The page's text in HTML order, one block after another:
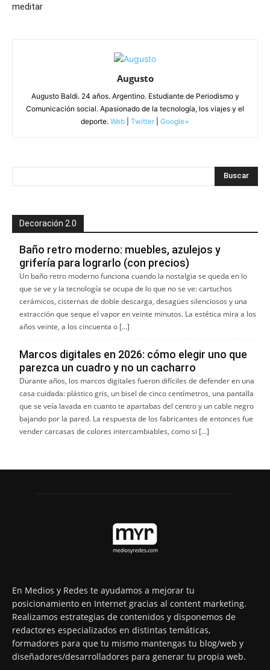
meditar
Augusto
Augusto Baldi. 24 años. Argentino. Estudiante de Periodismo y
Comunicación social. Apasionado de la tecnología, los viajes y el
deporte. Web Twitter Google+
Decoración 2.0
Baño retro moderno: muebles, azulejos y
grifería para lograrlo (con precios)
Un baño retro moderno funciona cuando la nostalgia se queda en lo
que se ve y la tecnología se ocupa de lo que no se ve: cartuchos
cerámicos, cisternas de doble descarga, desagües silenciosos y una
extracción que seque el vapor en veinte minutos. La estética mira a los
años veinte, a los cincuenta o […]
Marcos digitales en 2026: cómo elegir uno que
parezca un cuadro y no un cacharro
Durante años, los marcos digitales fueron difíciles de defender en una
casa cuidada: plástico gris, un bisel de cinco centímetros, una pantalla
que se veía lavada en cuanto te apartabas del centro y un cable negro
bajando por la pared. La respuesta de los fabricantes de entonces fue
vender carcasas de colores intercambiables, como si […]
En Medios y Redes te ayudamos a mejorar tu
posicionamiento en Internet gracias al content marketing.
Realizamos estrategias de contenidos y disponemos de
redactores especializados en distintas temáticas,
formadores para que tu mismo mantengas tu blog/web y
diseñadores/desarrolladores para generar tu propia web.